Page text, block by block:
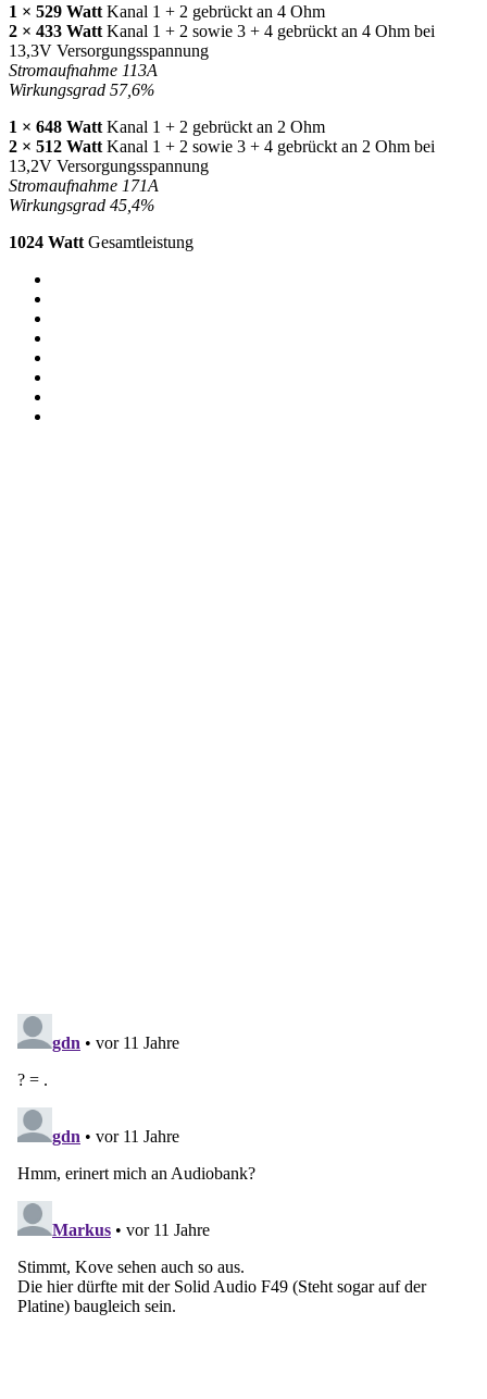
1 × 529 Watt Kanal 1 + 2 gebrückt an 4 Ohm
2 × 433 Watt Kanal 1 + 2 sowie 3 + 4 gebrückt an 4 Ohm bei
13,3V Versorgungsspannung
Stromaufnahme 113A
Wirkungsgrad 57,6%
1 × 648 Watt Kanal 1 + 2 gebrückt an 2 Ohm
2 × 512 Watt Kanal 1 + 2 sowie 3 + 4 gebrückt an 2 Ohm bei
13,2V Versorgungsspannung
Stromaufnahme 171A
Wirkungsgrad 45,4%
1024 Watt Gesamtleistung